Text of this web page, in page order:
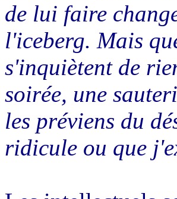
de lui faire
l'iceberg. Mais
s'inquiètent de
soirée, une
les préviens du
ridicule ou que